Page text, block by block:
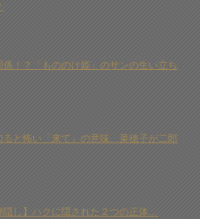
係！？「もののけ姫」のサンの生い立ち
ると怖い「来て」の意味…菜穂子が二郎
隠し】ハクに隠された２つの正体…